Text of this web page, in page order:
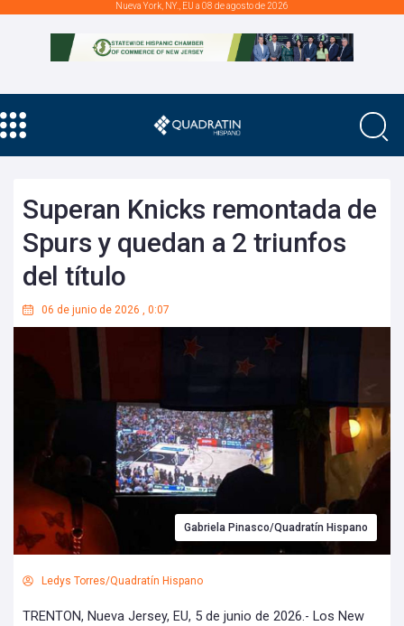
Nueva York, NY., EU a 08 de agosto de 2026
Superan Knicks remontada de
Spurs y quedan a 2 triunfos
del título
06 de junio de 2026 , 0:07
Gabriela Pinasco/Quadratín Hispano
Ledys Torres/Quadratín Hispano
TRENTON, Nueva Jersey, EU, 5 de junio de 2026.- Los New